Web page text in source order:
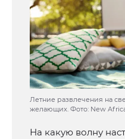
Летние развлечения на
желающих. Фото: New
На какую волну